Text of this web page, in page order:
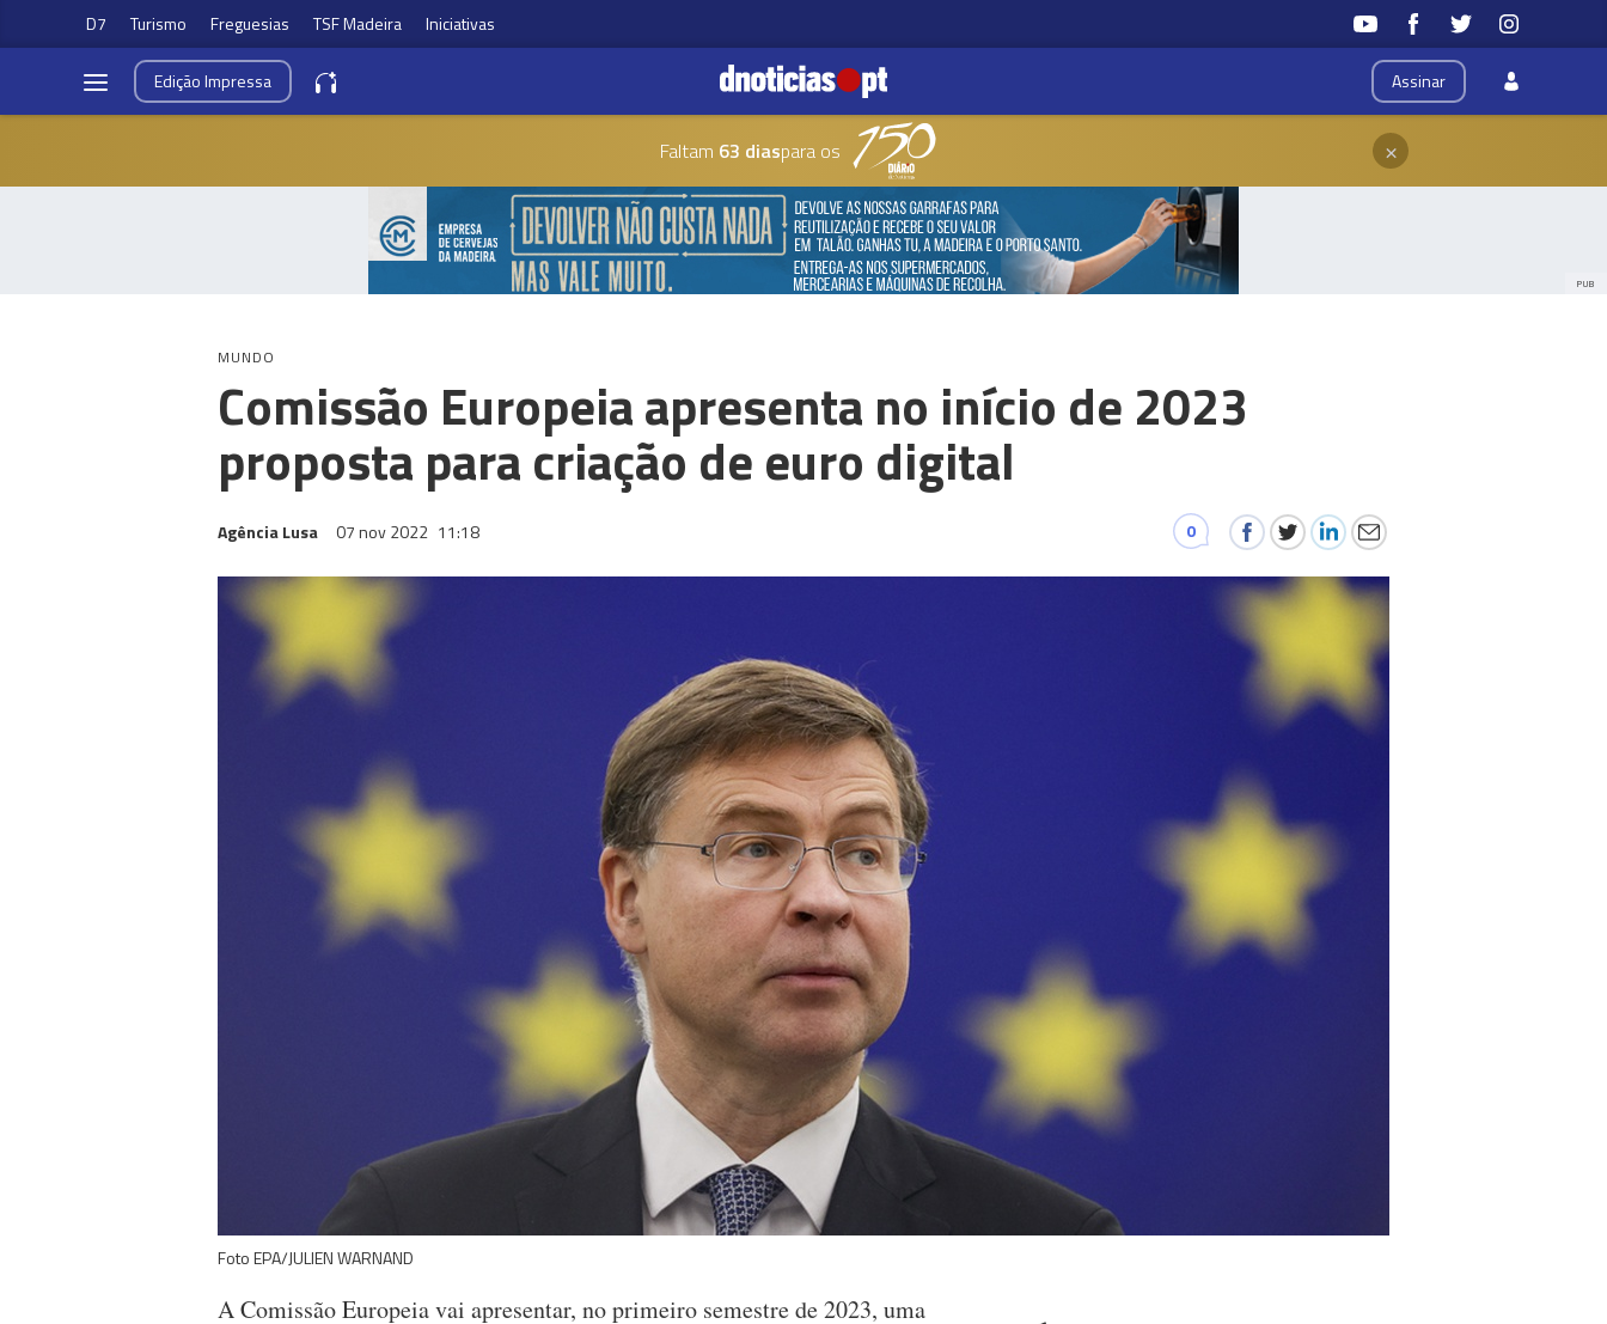
D7 Turismo Freguesias TSF Madeira Iniciativas
Assinar
EdiçãoImpressa
Faltam 63 diaspara os ×
PUB
MUNDO
Comissão Europeia apresenta no início de 2023
proposta para criação de euro digital
Agência Lusa 07 nov 2022 11:18 0
Foto EPA/JULIEN WARNAND
A Comissão Europeia vai apresentar, no primeiro semestre de 2023, uma